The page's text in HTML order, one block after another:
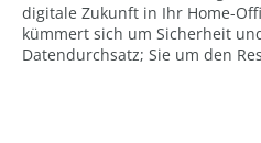
digitale Zukunft in Ihr Home-
kümmert sich um Sicherheit
Datendurchsatz; Sie um den